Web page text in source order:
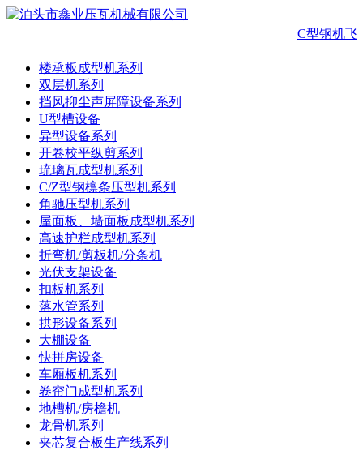
C型钢机飞
楼承板成型机系列
双层机系列
挡风抑尘声屏障设备系列
U型槽设备
异型设备系列
开卷校平纵剪系列
琉璃瓦成型机系列
C/Z型钢檩条压型机系列
角驰压型机系列
屋面板、墙面板成型机系列
高速护栏成型机系列
折弯机/剪板机/分条机
光伏支架设备
扣板机系列
落水管系列
拱形设备系列
大棚设备
快拼房设备
车厢板机系列
卷帘门成型机系列
地槽机/房檐机
龙骨机系列
夹芯复合板生产线系列